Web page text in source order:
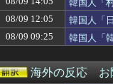
山本由伸の無失点力投
韓国人「日本の甲子園
韓国人「現在、日本人
体を折りたたんで乗り
【海外の反応】2代目ト
韓国人「
反応
08/09 12:05
韓国人「
応
08/09 09:25 韓国人「
海外の反応 お